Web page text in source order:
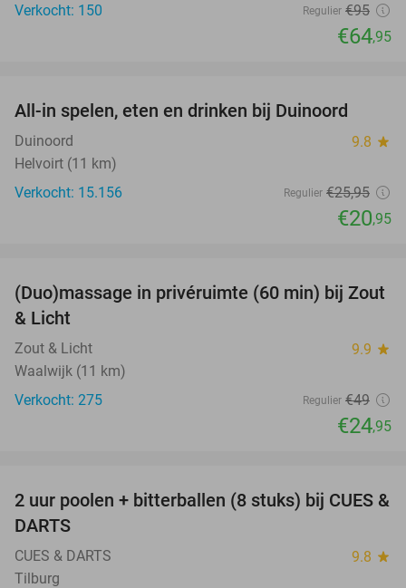
Verkocht: 150
Regulier €95
€64,95
All-in spelen, eten en drinken bij Duinoord
Duinoord 9.8 star
Helvoirt (11 km)
Verkocht: 15.156
Regulier €25,95
€20,95
49%
(Duo)massage in privéruimte (60 min) bij Zout
& Licht
Zout & Licht 9.9 star
Waalwijk (11 km)
Verkocht: 275
Regulier €49
€24,95
50%
2 uur poolen + bitterballen (8 stuks) bij CUES &
DARTS
CUES & DARTS 9.8 star
Tilburg